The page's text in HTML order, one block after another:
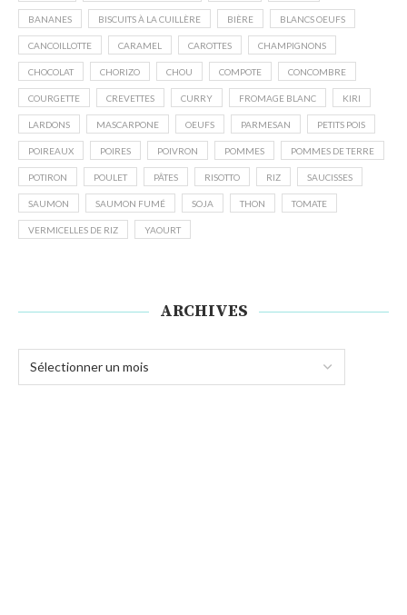
BANANES BISCUITS À LA CUILLÈRE BIÈRE BLANCS OEUFS
CANCOILLOTTE CARAMEL CAROTTES CHAMPIGNONS
CHOCOLAT CHORIZO CHOU COMPOTE CONCOMBRE
COURGETTE CREVETTES CURRY FROMAGE BLANC KIRI
LARDONS MASCARPONE OEUFS PARMESAN PETITS POIS
POIREAUX POIRES POIVRON POMMES POMMES DE TERRE
POTIRON POULET PÂTES RISOTTO RIZ SAUCISSES
SAUMON SAUMON FUMÉ SOJA THON TOMATE
VERMICELLES DE RIZ YAOURT
ARCHIVES